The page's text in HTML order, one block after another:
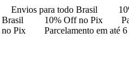
Envios para todo Brasil
10% Off no Pix
Pix Parcelamento em até